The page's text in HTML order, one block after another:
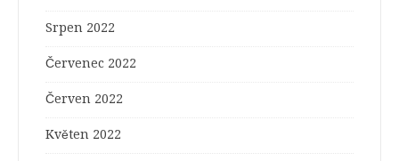
Srpen 2022
Červenec 2022
Červen 2022
Květen 2022